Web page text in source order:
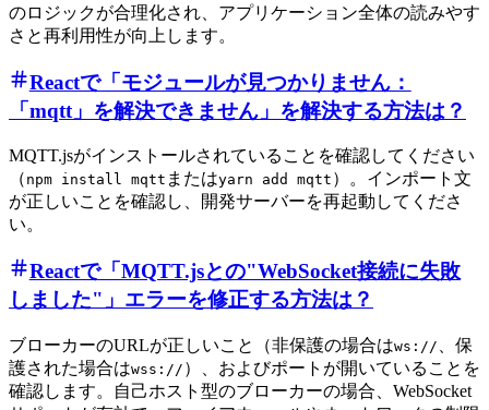
のロジックが合理化され、アプリケーション全体の読みやす
さと再利用性が向上します。
Reactで「モジュールが見つかりません：
「mqtt」を解決できません」を解決する方法は？
MQTT.jsがインストールされていることを確認してください
（ npm install mqtt またはyarn add mqtt ）。インポート文
が正しいことを確認し、開発サーバーを再起動してくださ
い。
Reactで「MQTT.jsとの"WebSocket接続に失敗
しました"」エラーを修正する方法は？
ブローカーのURLが正しいこと（非保護の場合はws://
、保
護された場合はwss:// ）、およびポートが開いていることを
確認します。自己ホスト型のブローカーの場合、WebSocket